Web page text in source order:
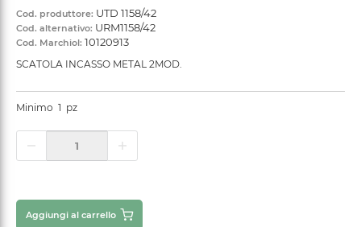
Cod. produttore: UTD 1158/42
Cod. alternativo: URM1158/42
Cod. Marchiol: 10120913
SCATOLA INCASSO METAL 2MOD.
Minimo 1 pz
Aggiungi al carrello